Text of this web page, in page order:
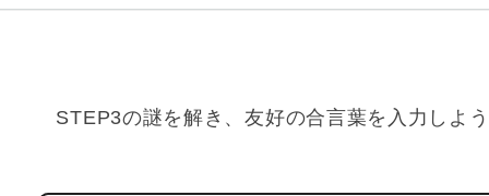
の謎を解き、友好の合言葉を入力しよ